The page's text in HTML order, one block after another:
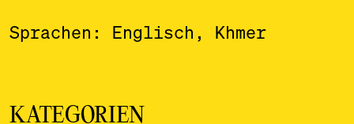
Sprachen: Englisch, Khmer
KATEGORIEN